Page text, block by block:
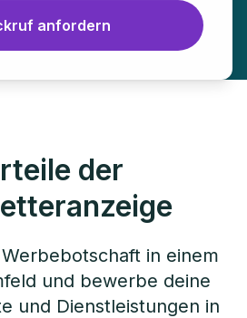
anfordern
der
in einem
und bewerbe deine
und Dienstleistungen in